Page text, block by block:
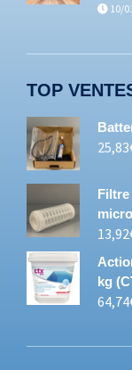
10/
TOP
25,83
Filtre
13,92
kg
64,74